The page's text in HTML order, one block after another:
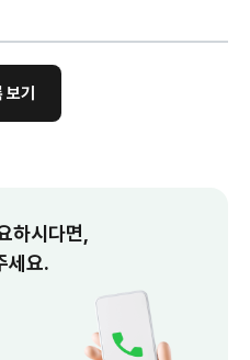
보기
하시다면,
세요.